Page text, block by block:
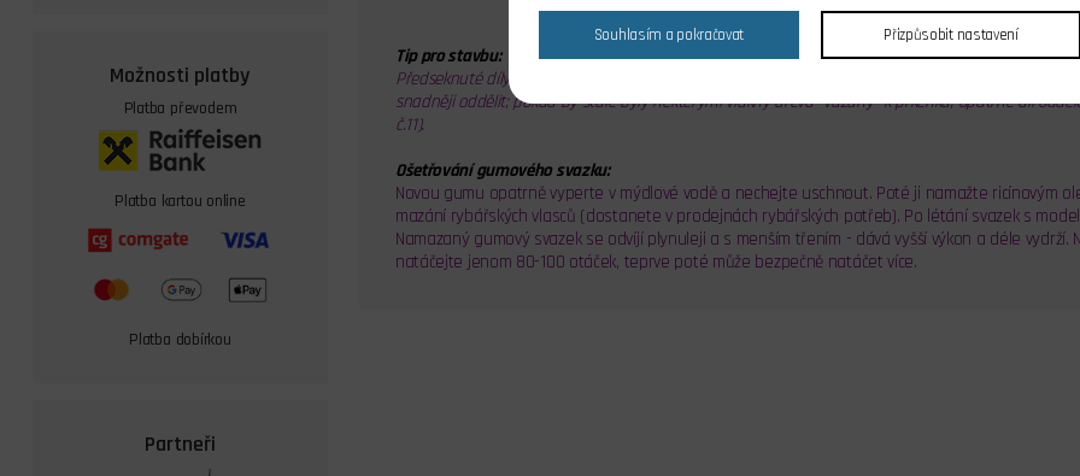
Možnosti platby
Platba převodem
Platba kartou online
Platba dobírkou
Partneři
Tip pro stavbu:
Předseknuté díly NEVYLAMUJTE! Prkénko otočte, položte na pracovní desku a lehce přebruste
snadněji oddělit; pokud by stále byly některými vlákny dřeva "vázány" k prkénku, opatrně díl
č.11).
Ošetřování gumového svazku:
Novou gumu opatrně vyperte v mýdlové vodě a nechejte uschnout. Poté ji namažte ricínovým
mazání rybářských vlasců (dostanete v prodejnách rybářských potřeb). Po létání svazek s
Namazaný gumový svazek se odvíjí plynuleji a s menším třením - dává vyšší výkon a déle
natáčejte jenom 80-100 otáček, teprve poté může bezpečně natáčet více.
Souhlasím a pokračovat Přizpůsobit nastavení